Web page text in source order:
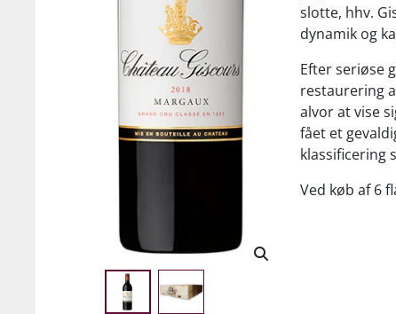
slotte, hhv.
dynamik og
Efter seriøse
restaurering
alvor at vise
fået et
klassificering
Ved køb af 6